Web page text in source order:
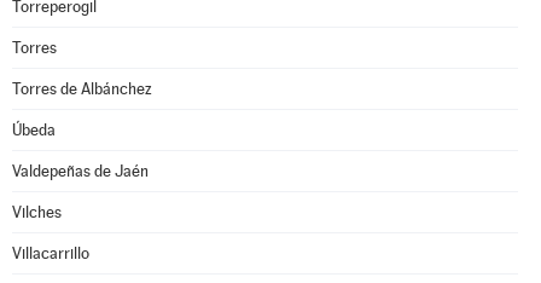
Torreperogil
Torres
Torres de Albánchez
Úbeda
Valdepeñas de Jaén
Vilches
Villacarrillo